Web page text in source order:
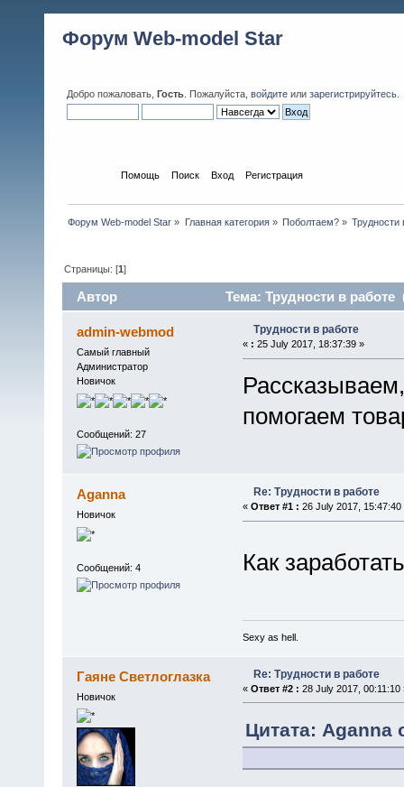
Форум Web-model Star
Добро пожаловать, Гость . Пожалуйста, войдите или зарегистрируйтесь
Помощь Поиск Вход Регистрация
Форум Web-model Star » Главная категория» Поболтаем?» Трудности
Страницы: [1]
Автор Тема: Трудности в работе
admin-webmod
Самый главный
Администратор
Новичок
Сообщений: 27
Трудности в работе
« : 25 July 2017, 18:37:39 »
помогаем
Aganna
Новичок
Сообщений: 4
Re: Трудности в работе
« Ответ #1 : 26 July 2017, 15:47:40
Как
Sexy as hell.
Гаяне Светлоглазка
Новичок
Re: Трудности в работе
« Ответ #2 : 28 July 2017, 00:11:10
Цитата: Aganna